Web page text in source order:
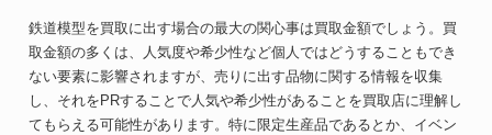
鉄道模型を買取に出す場合の最大の関心事は買取金額でしょう。買
取金額の多くは、人気度や希少性など個人ではどうすることもでき
ない要素に影響されますが、売りに出す品物に関する情報を収集
し、それをPRすることで人気や希少性があることを買取店に理解し
てもらえる可能性があります。特に限定生産品であるとか、イベン